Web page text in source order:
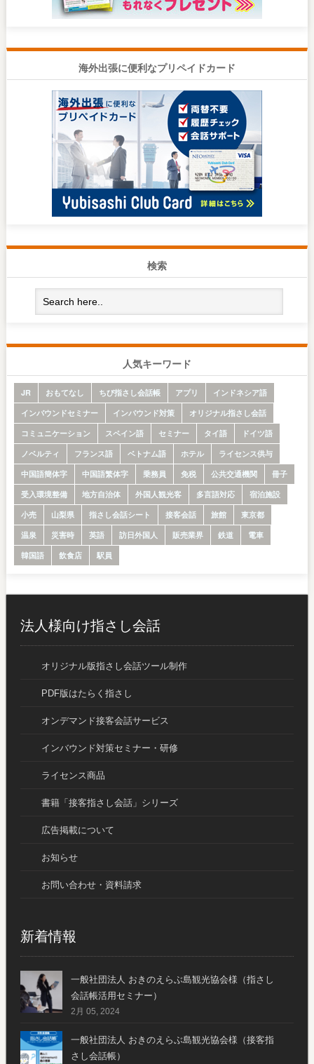
海外出張に便利なプリペイドカード
検索
人気キーワード
JR おもてなし ちび指さし会話帳 アプリ
インドネシア語
インバウンドセミナー
インバウンド対策
オリジナル指さし会話
コミュニケーション
スペイン語 セミナー タイ語
ドイツ語
ノベルティ
フランス語 ベトナム語 ホテル
ライセンス供与
中国語簡体字
中国語繁体字 乗務員 免税 公共交通機関
冊子
受入環境整備
地方自治体 外国人観光客 多言語対応
宿泊施設
小売
山梨県 指さし会話シート 接客会話 旅館
東京都
温泉
災害時 英語 訪日外国人 販売業界 鉄道
電車
韓国語
飲食店 駅員
法人様向け指さし会話
オリジナル版指さし会話ツール制作
PDF版はたらく指さし
オンデマンド接客会話サービス
インバウンド対策セミナー・研修
ライセンス商品
書籍「接客指さし会話」シリーズ
広告掲載について
お知らせ
お問い合わせ・資料請求
新着情報
一般社団法人 おきのえらぶ島観光協会様（指さし
会話帳活用セミナー）
2月 05, 2024
一般社団法人 おきのえらぶ島観光協会様（接客指
さし会話帳）